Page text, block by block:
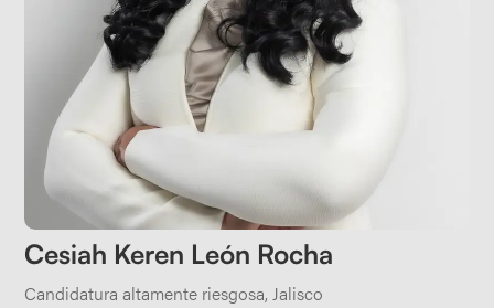
Cesiah Keren León Rocha
Candidatura altamente riesgosa,Jalisco